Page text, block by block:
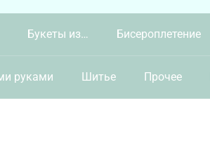
Букеты из… Бисероплетение
руками Шитье Прочее